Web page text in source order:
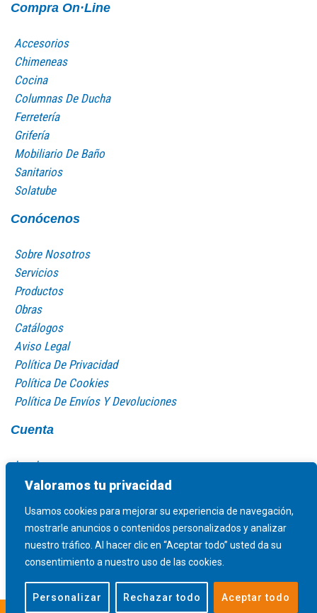
Valoramos tu privacidad
Usamos cookies para mejorar su experiencia de navegación,
mostrarle anuncios o contenidos personalizados y analizar
nuestro tráfico. Al hacer clic en “Aceptar todo” usted da su
consentimiento a nuestro uso de las cookies.
Personalizar Rechazar todo Aceptar todo
Compra On·Line
Accesorios
Chimeneas
Cocina
Columnas De Ducha
Ferretería
Grifería
Mobiliario De Baño
Sanitarios
Solatube
Conócenos
Sobre Nosotros
Servicios
Productos
Obras
Catálogos
Aviso Legal
Política De Privacidad
Política De Cookies
Política De Envíos Y Devoluciones
Cuenta
Log In
Mi Cuenta